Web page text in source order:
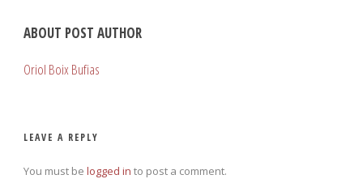
ABOUT POST AUTHOR
Oriol Boix Bufias
LEAVE A REPLY
You must be logged in to post a comment.